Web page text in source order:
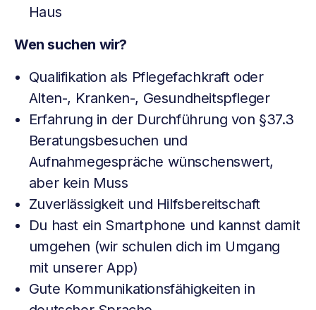
Haus
Wen suchen wir?
Qualifikation als Pflegefachkraft oder
Alten-, Kranken-, Gesundheitspfleger
Erfahrung in der Durchführung von §37.3
Beratungsbesuchen und
Aufnahmegespräche wünschenswert,
aber kein Muss
Zuverlässigkeit und Hilfsbereitschaft
Du hast ein Smartphone und kannst damit
umgehen (wir schulen dich im Umgang
mit unserer App)
Gute Kommunikationsfähigkeiten in